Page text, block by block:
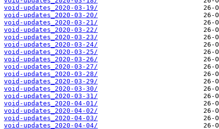
void-updates_2020-03-19/
void-updates_2020-03-20/
void-updates_2020-03-21/
void-updates_2020-03-22/
void-updates_2020-03-23/
void-updates_2020-03-24/
void-updates_2020-03-25/
void-updates_2020-03-26/
void-updates_2020-03-27/
void-updates_2020-03-28/
void-updates_2020-03-29/
void-updates_2020-03-30/
void-updates_2020-03-31/
void-updates_2020-04-01/
void-updates_2020-04-02/
void-updates_2020-04-03/
void-updates_2020-04-04/